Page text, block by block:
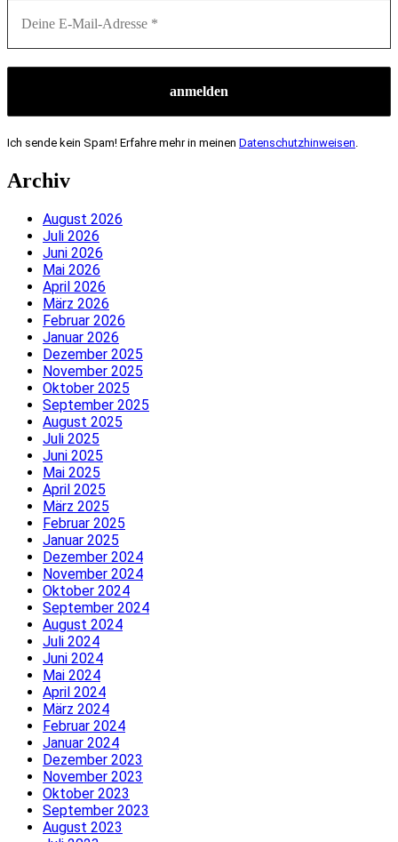
Ich sende kein Spam! Erfahre mehr in meinen Datenschutzhinweisen.
Archiv
August 2026
Juli 2026
Juni 2026
Mai 2026
April 2026
März 2026
Februar 2026
Januar 2026
Dezember 2025
November 2025
Oktober 2025
September 2025
August 2025
Juli 2025
Juni 2025
Mai 2025
April 2025
März 2025
Februar 2025
Januar 2025
Dezember 2024
November 2024
Oktober 2024
September 2024
August 2024
Juli 2024
Juni 2024
Mai 2024
April 2024
März 2024
Februar 2024
Januar 2024
Dezember 2023
November 2023
Oktober 2023
September 2023
August 2023